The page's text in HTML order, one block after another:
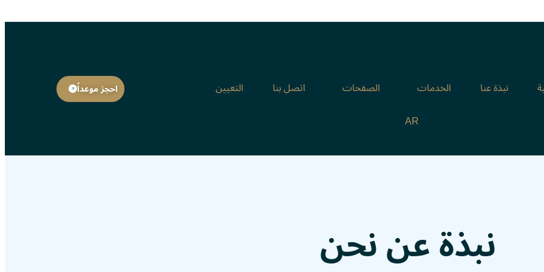
نبذة عنا الخدمات الصفحات اتصل بنا
التعيين
AR
احجز موعداً
نبذة عننحن